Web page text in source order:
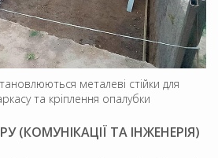
металеві стійки для
та кріплення опалубки
(КОМУНІКАЦІЇ ТА ІНЖЕНЕРІЯ)